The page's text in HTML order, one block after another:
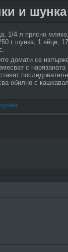
и шунка
1/4 л прясно
г шунка, 1 яйце,
домати се
с
обилно с